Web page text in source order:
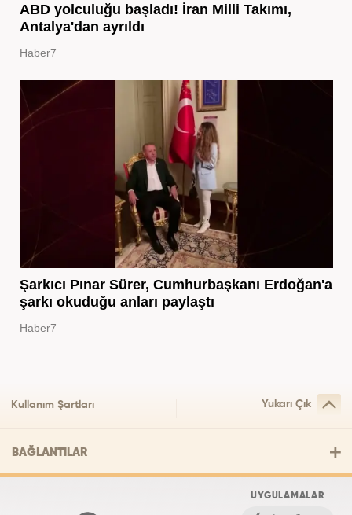
ABD yolculuğu başladı! İran Milli Takımı,
Antalya'dan ayrıldı
Haber7
Şarkıcı Pınar Sürer, Cumhurbaşkanı Erdoğan'a
şarkı okuduğu anları paylaştı
Haber7
Kullanım Şartları Yukarı Çık
BAĞLANTILAR
UYGULAMALAR